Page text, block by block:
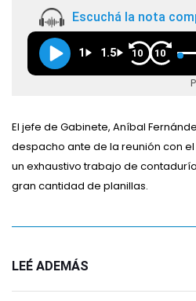
Escuchá la nota
1 1.5 10 10
El jefe de Gabinete, Aníbal
despacho ante de la reunión con
un exhaustivo trabajo de
gran cantidad de planillas.
LEÉ ADEMÁS